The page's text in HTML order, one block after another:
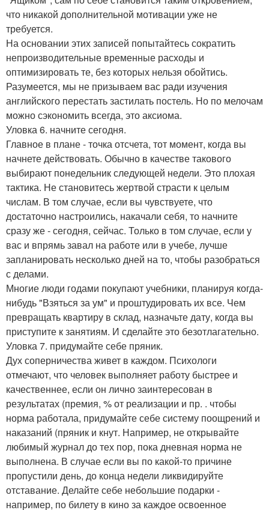
что никакой дополнительной мотивации уже не
требуется.
На основании этих записей попытайтесь сократить
непроизводительные временные расходы и
оптимизировать те, без которых нельзя обойтись.
Разумеется, мы не призываем вас ради изучения
английского перестать застилать постель. Но по мелочам
можно сэкономить всегда, это аксиома.
Уловка 6. начните сегодня.
Главное в плане - точка отсчета, тот момент, когда вы
начнете действовать. Обычно в качестве такового
выбирают понедельник следующей недели. Это плохая
тактика. Не становитесь жертвой страсти к целым
числам. В том случае, если вы чувствуете, что
достаточно настроились, накачали себя, то начните
сразу же - сегодня, сейчас. Только в том случае, если у
вас и впрямь завал на работе или в учебе, лучше
запланировать несколько дней на то, чтобы разобраться
с делами.
Многие люди годами покупают учебники, планируя когда-
нибудь "Взяться за ум" и проштудировать их все. Чем
превращать квартиру в склад, назначьте дату, когда вы
приступите к занятиям. И сделайте это безотлагательно.
Уловка 7. придумайте себе пряник.
Дух соперничества живет в каждом. Психологи
отмечают, что человек выполняет работу быстрее и
качественнее, если он лично заинтересован в
результатах (премия, % от реализации и пр. . чтобы
норма работала, придумайте себе систему поощрений и
наказаний (пряник и кнут. Например, не открывайте
любимый журнал до тех пор, пока дневная норма не
выполнена. В случае если вы по какой-то причине
пропустили день, до конца недели ликвидируйте
отставание. Делайте себе небольшие подарки -
например, по билету в кино за каждое освоенное